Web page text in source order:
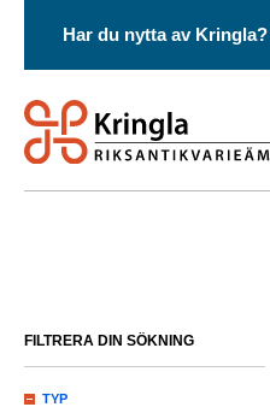
Har du nytta av Kringla?
FILTRERA DIN SÖKNING
TYP